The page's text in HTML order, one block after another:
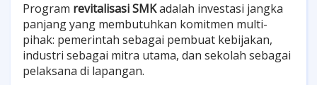
Program revitalisasi SMKadalah investasi jangka
panjang yang membutuhkan komitmen multi-
pihak: pemerintah sebagai pembuat kebijakan,
industri sebagai mitra utama, dan sekolah sebagai
pelaksana di lapangan.